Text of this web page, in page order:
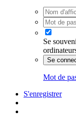
Se
Se
Mot de
S'enregistrer